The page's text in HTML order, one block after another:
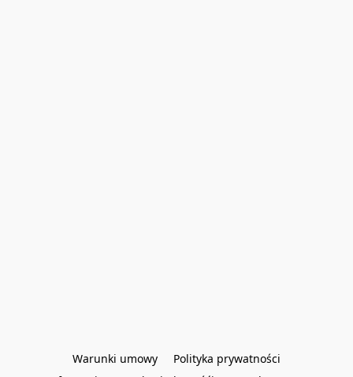
Warunki umowy
Polityka prywatności